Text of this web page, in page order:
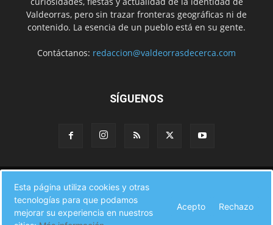
Valdeorras, pero sin trazar fronteras geográficas ni de
contenido. La esencia de un pueblo está en su gente.
Contáctanos: redaccion@valdeorrasdecerca.com
SÍGUENOS
A pie de calle
Fiestas Eventos Cultura
CAMINO DE INVIERNO
Agenda Comercial Sucesos Contacto
Esta página utiliza cookies y otras
tecnologías para que podamos
mejorar su experiencia en nuestros
Acepto Rechazo